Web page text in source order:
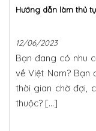
Hướng dẫn làm thủ
12/06/2023
Bạn đang có nhu
về Việt Nam?
thời gian chờ đợi,
thuộc? […]